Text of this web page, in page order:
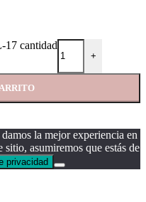
17 cantidad
+
la mejor experiencia en
asumiremos que estás de
privacidad